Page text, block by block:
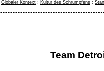
Team
Globaler Kontext : Kultur des Schrumpfens :